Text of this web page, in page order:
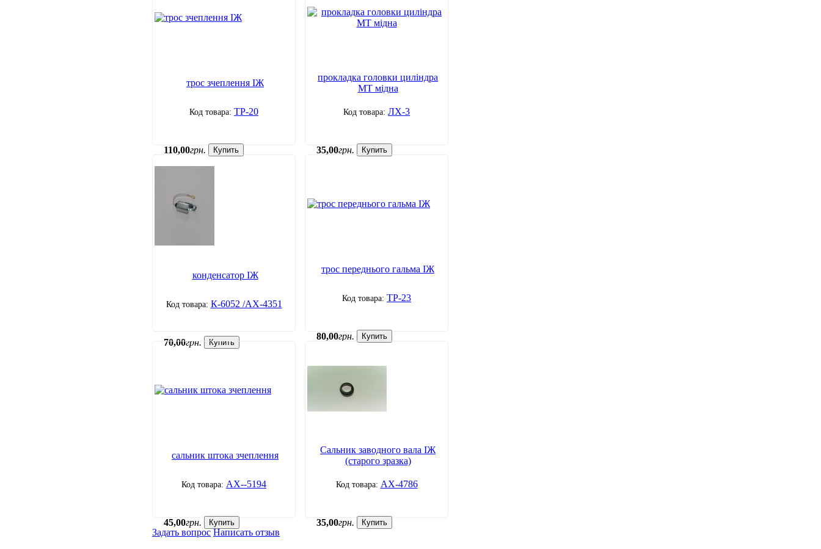
трос зчеплення ІЖ
ТР-20
110,00грн. Купить
прокладка головки циліндра
МТ мідна
ЛХ-3
35,00грн. Купить
конденсатор ІЖ
К-6052 /АХ-4351
70,00грн. Купить
трос переднього гальма ІЖ
ТР-23
80,00грн. Купить
сальник штока зчеплення
АХ--5194
45,00грн. Купить
Сальник заводного вала ІЖ
(старого зразка)
АХ-4786
35,00грн. Купить
Задать вопрос Написать отзыв